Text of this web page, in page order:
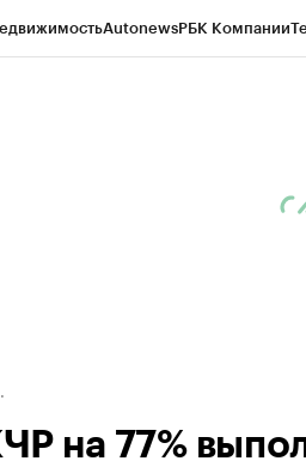
AutonewsРБК Компании
на 77%